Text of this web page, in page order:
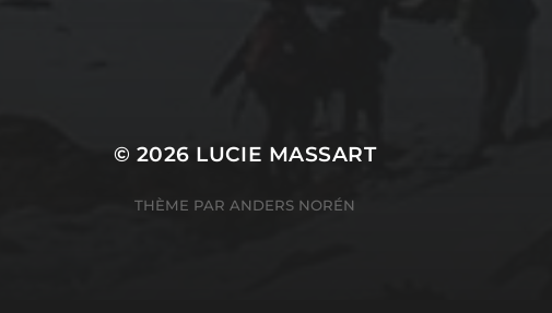
© 2026 LUCIE MASSART
THÈME PAR ANDERS NORÉN